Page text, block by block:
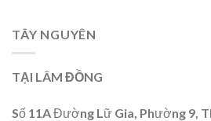
TÂY NGUYÊN
TẠI LÂM ĐỒNG
Số 11A Đường Lữ Gia, Phường 9,